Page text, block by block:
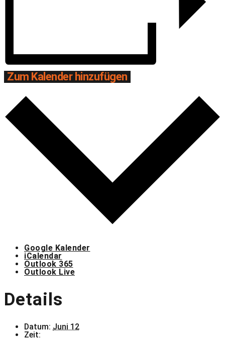
Zum Kalender hinzufügen
Google Kalender
iCalendar
Outlook 365
Outlook Live
Details
Datum: Juni 12
Zeit: